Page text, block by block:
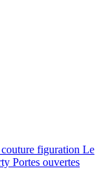
couture figuration Le
Portes ouvertes